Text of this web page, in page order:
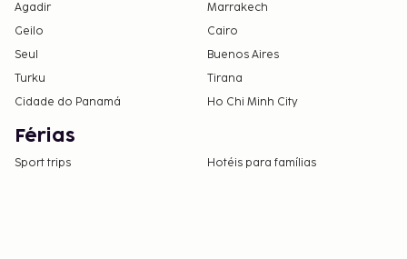
Agadir
Marrakech
Geilo
Cairo
Seul
Buenos Aires
Turku
Tirana
Cidade do Panamá
Ho Chi Minh City
Férias
Sport trips Hotéis para famílias